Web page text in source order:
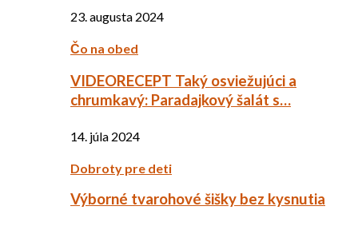
23. augusta 2024
Čo na obed
VIDEORECEPT Taký osviežujúci a
chrumkavý: Paradajkový šalát s…
14. júla 2024
Dobroty pre deti
Výborné tvarohové šišky bez kysnutia